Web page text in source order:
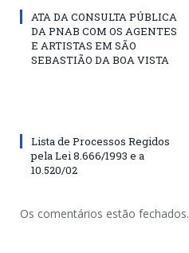
ATA DA CONSULTA PÚBLICA
DA PNAB COM OS AGENTES
E ARTISTAS EM SÃO
SEBASTIÃO DA BOA VISTA
Lista de Processos Regidos
pela Lei 8.666/1993 e a
10.520/02
Os comentários estão fechados.